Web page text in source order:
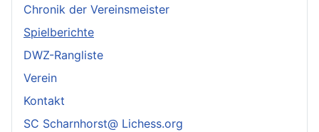
Chronik der Vereinsmeister
Spielberichte
DWZ-Rangliste
Verein
Kontakt
SC Scharnhorst@ Lichess.org